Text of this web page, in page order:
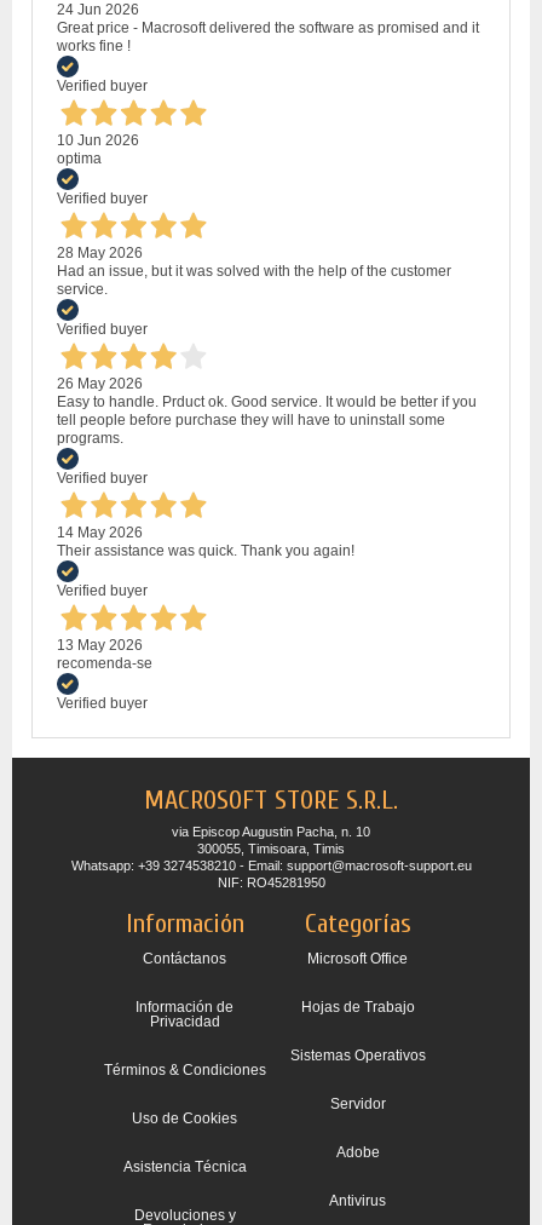
24 Jun 2026
Great price - Macrosoft delivered the software as promised and it
works fine !
Verified buyer
10 Jun 2026
optima
Verified buyer
28 May 2026
Had an issue, but it was solved with the help of the customer
service.
Verified buyer
26 May 2026
Easy to handle. Prduct ok. Good service. It would be better if you
tell people before purchase they will have to uninstall some
programs.
Verified buyer
14 May 2026
Their assistance was quick. Thank you again!
Verified buyer
13 May 2026
recomenda-se
Verified buyer
MACROSOFT STORE S.R.L.
via Episcop Augustin Pacha, n. 10
300055, Timisoara, Timis
Whatsapp: +39 3274538210 - Email: support@macrosoft-support.eu
NIF: RO45281950
Información
Contáctanos
Información de
Privacidad
Términos & Condiciones
Uso de Cookies
Asistencia Técnica
Devoluciones y
Categorías
Microsoft Office
Hojas de Trabajo
Sistemas Operativos
Servidor
Adobe
Antivirus